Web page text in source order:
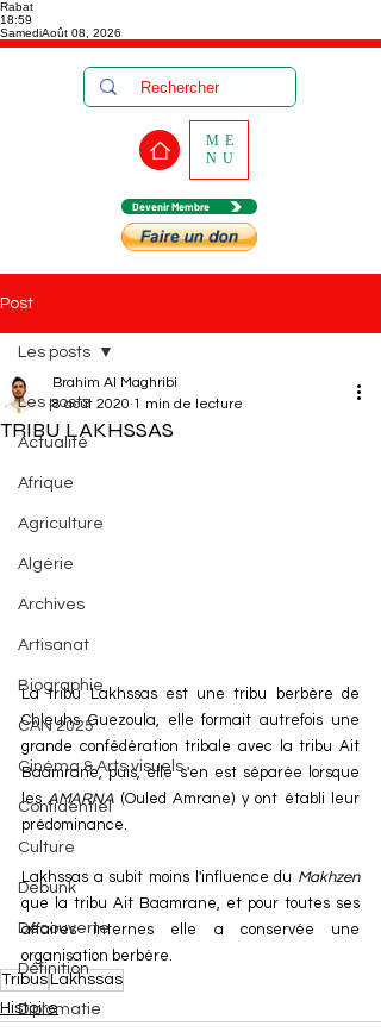
Rabat
18:59
SamediAoût 08, 2026
Devenir Membre
ME
NU
Post
Les posts
Actualité
Afrique
Agriculture
Algérie
Archives
Artisanat
Biographie
CAN 2025
Cinéma & Arts visuels
Confidentiel
Culture
Debunk
Découverte
Définition
Diplomatie
Les posts
TRIBU LAKHSSAS
Brahim Al Maghribi
8 août 2020 1 min de lecture
La tribu Lakhssas est une tribu berbère de
Chleuhs Guezoula, elle formait autrefois une
grande confédération tribale avec la tribu Ait
Baamrane, puis, elle s'en est séparée lorsque
les AMARNA (Ouled Amrane) y ont établi leur
prédominance.
Lakhssas a subit moins l'influence du Makhzen
que la tribu Ait Baamrane, et pour toutes ses
affaires internes elle a conservée une
organisation berbère.
Tribus Lakhssas
Histoire